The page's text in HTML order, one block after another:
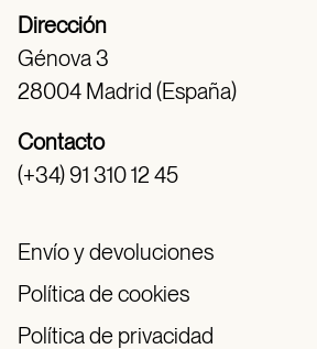
Dirección
Génova 3
28004 Madrid (España)
Contacto
(+34) 91 310 12 45
Envío y devoluciones
Política de cookies
Política de privacidad